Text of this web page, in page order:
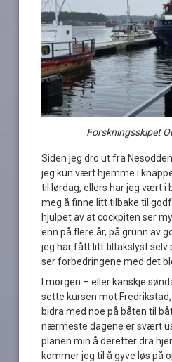
Forskningsskipet
Siden jeg dro ut fra
jeg kun vært hjemme i
til lørdag, ellers har jeg vært i
meg å finne litt tilbake til
hjulpet av at cockpiten ser
enn på flere år, på grunn av
jeg har fått litt tiltakslyst selv
ser forbedringene med det
I morgen – eller kanskje
sette kursen mot
bidra med noe på båten til
nærmeste dagene er svært
planen min å deretter dra
kommer jeg til å gyve løs på